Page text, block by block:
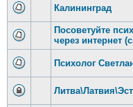
Калининград
Посоветуйте
через интернет
Психолог